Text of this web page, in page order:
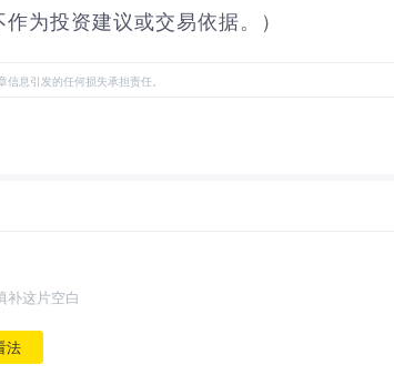
为投资建议或交易依据。）
息引发的任何损失承担责任。
补这片空白
法